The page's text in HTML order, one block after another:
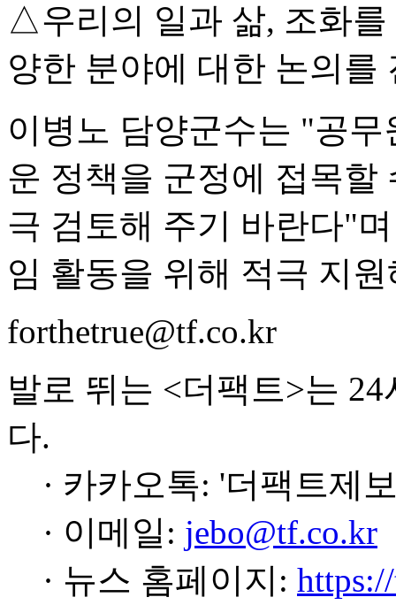
△우리의 일과 삶, 조화
양한 분야에 대한 논의를
이병노 담양군수는 "공
운 정책을 군정에 접목할
극 검토해 주기 바란다"
임 활동을 위해 적극 지
forthetrue@tf.co.kr
발로 뛰는 <더팩트>는
다.
· 카카오톡: '더팩트제
· 이메일: jebo@tf.co.kr
· 뉴스 홈페이지: